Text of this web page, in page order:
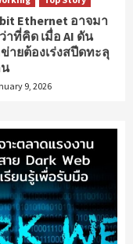
Ethernet อาจมา
าที่คิด เมื่อ AI ดัน
ายต้องเร่งสปีดทะลุ
9, 2026